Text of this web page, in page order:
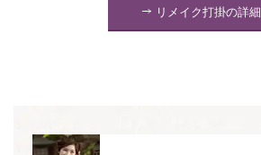
リメイク打掛の詳細